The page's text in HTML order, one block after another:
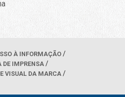
À INFORMAÇÃO
DE IMPRENSA
VISUAL DA MARCA